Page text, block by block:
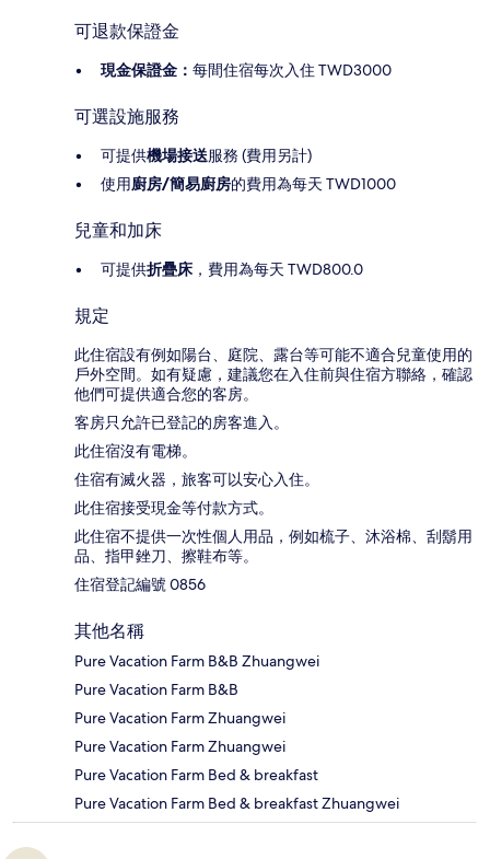
可退款保證金
現金保證金： 每間住宿每次入住 TWD3000
可選設施服務
可提供機場接送服務 (費用另計)
使用廚房/簡易廚房的費用為每天 TWD1000
兒童和加床
可提供折疊床 ，費用為每天 TWD800.0
規定
此住宿設有例如陽台、庭院、露台等可能不適合兒童使用的
戶外空間。如有疑慮，建議您在入住前與住宿方聯絡，確認
他們可提供適合您的客房。
客房只允許已登記的房客進入。
此住宿沒有電梯。
住宿有滅火器，旅客可以安心入住。
此住宿接受現金等付款方式。
此住宿不提供一次性個人用品，例如梳子、沐浴棉、刮鬍用
品、指甲銼刀、擦鞋布等。
住宿登記編號 0856
其他名稱
Pure Vacation Farm B&B Zhuangwei
Pure Vacation Farm B&B
Pure Vacation Farm Zhuangwei
Pure Vacation Farm Zhuangwei
Pure Vacation Farm Bed & breakfast
Pure Vacation Farm Bed & breakfast Zhuangwei